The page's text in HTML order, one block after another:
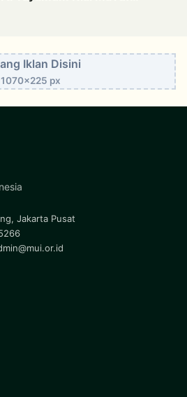
Iklan Disini
1070x225 px
Jakarta Pusat